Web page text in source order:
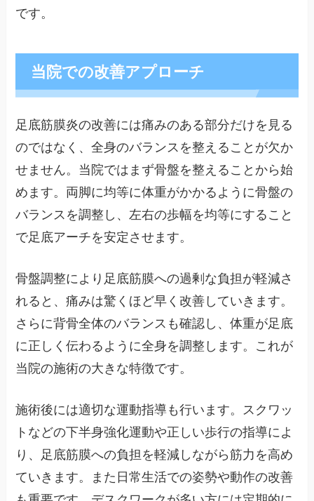
です。
当院での改善アプローチ
足底筋膜炎の改善には痛みのある部分だけを見る
のではなく、全身のバランスを整えることが欠か
せません。当院ではまず骨盤を整えることから始
めます。両脚に均等に体重がかかるように骨盤の
バランスを調整し、左右の歩幅を均等にすること
で足底アーチを安定させます。
骨盤調整により足底筋膜への過剰な負担が軽減さ
れると、痛みは驚くほど早く改善していきます。
さらに背骨全体のバランスも確認し、体重が足底
に正しく伝わるように全身を調整します。これが
当院の施術の大きな特徴です。
施術後には適切な運動指導も行います。スクワッ
トなどの下半身強化運動や正しい歩行の指導によ
り、足底筋膜への負担を軽減しながら筋力を高め
ていきます。また日常生活での姿勢や動作の改善